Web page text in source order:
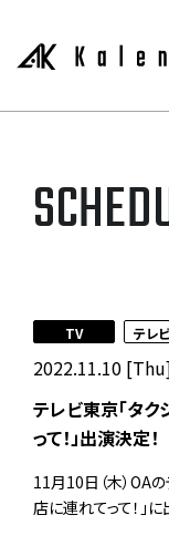
2022.11.10
TV テレ
テレビ東京「タ
って！」出演決定！
11月10日（木）OA
店に連れてって！」